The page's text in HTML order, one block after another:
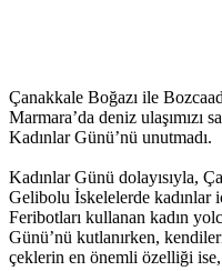
Çanakkale Boğazı ile
Marmara’da deniz ulaşımızı
Kadınlar Günü’nü unutmadı.
Kadınlar Günü dolayısıyla,
Gelibolu İskelelerde
Feribotları kullanan kadın
Günü’nü kutlanırken,
çeklerin en önemli özelliği ise,